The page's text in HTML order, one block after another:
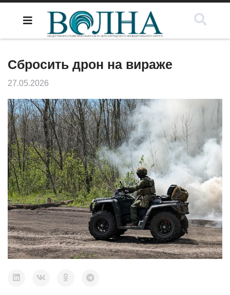
Сбросить дрон на вираже
27.05.2026